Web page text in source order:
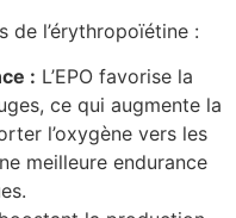
de l’érythropoïétine :
: L’EPO favorise la
ce qui augmente la
l’oxygène vers les
meilleure endurance